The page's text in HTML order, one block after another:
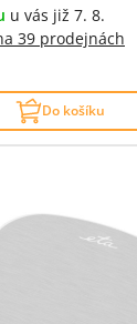
u vás již 7. 8.
39 prodejnách
Do košíku